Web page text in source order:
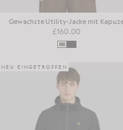
Gewachste Utility-Jacke mit
£160.00
NEU EINGETROFFEN